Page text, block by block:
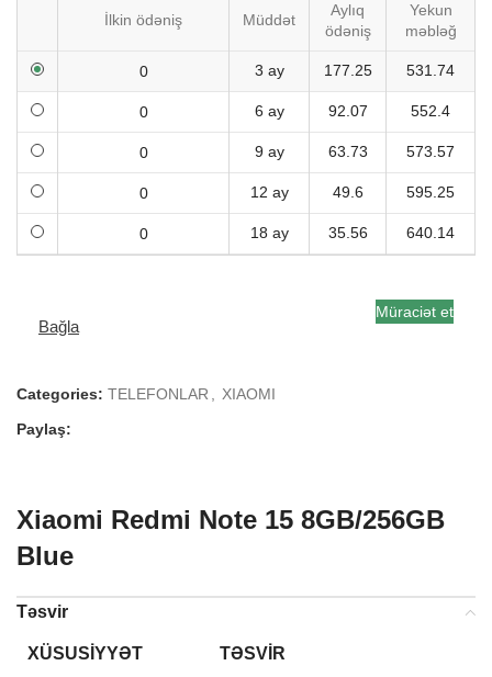
İlkin ödəniş Müddət
Aylıq
ödəniş
Yekun
məbləğ
3 ay 177.25 531.74
6 ay 92.07 552.4
9 ay 63.73 573.57
12 ay 49.6 595.25
18 ay 35.56 640.14
Bağla
Müraciət et
Categories: TELEFONLAR
XIAOMI
Paylaş:
Xiaomi Redmi Note 15 8GB/256GB
Blue
Təsvir
XÜSUSIYYƏT TƏSVIR